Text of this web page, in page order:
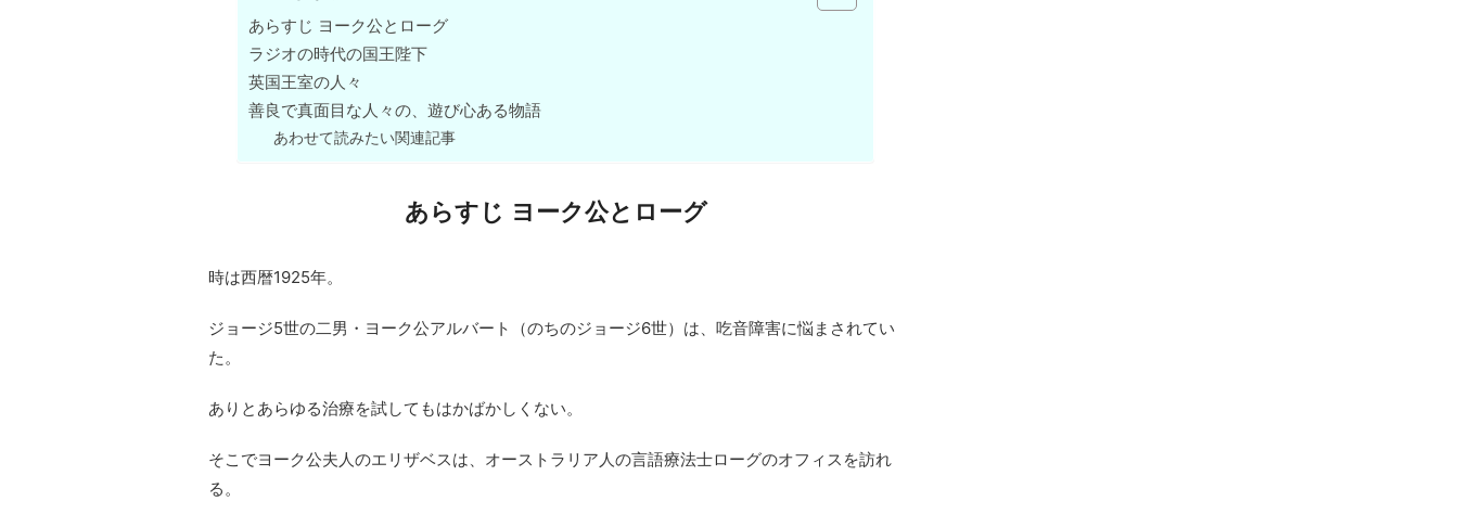
あらすじ ヨーク公とローグ
ラジオの時代の国王陛下
英国王室の人々
善良で真面目な人々の、遊び心ある物語
あわせて読みたい関連記事
あらすじ ヨーク公とローグ
時は西暦1925年。
ジョージ5世の二男・ヨーク公アルバート（のちのジョージ6世）は、吃音障害に悩まされてい
た。
ありとあらゆる治療を試してもはかばかしくない。
そこでヨーク公夫人のエリザベスは、オーストラリア人の言語療法士ローグのオフィスを訪れ
る。